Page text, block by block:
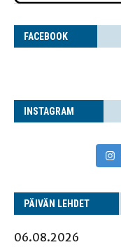
FACE­BOOK
INS­TA­GRAM
PÄI­VÄN LEHDET
06.08.2026